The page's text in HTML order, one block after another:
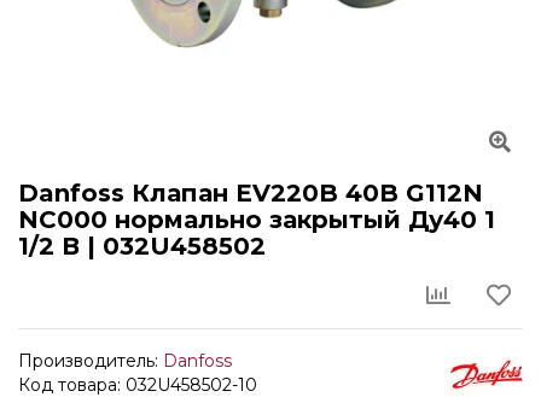
Danfoss Клапан EV220B 40B G112N
NC000 нормально закрытый Ду40 1
1/2 В | 032U458502
Производитель: Danfoss
Код товара: 032U458502-10